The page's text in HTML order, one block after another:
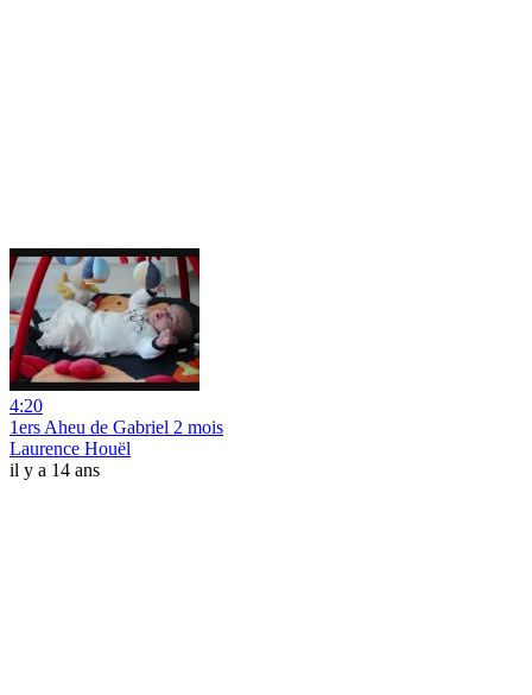
4:20
1ers Aheu de Gabriel 2 mois
Laurence Houël
il y a 14 ans